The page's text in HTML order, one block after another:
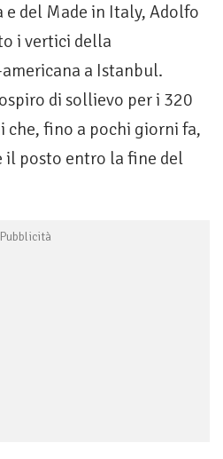
del Made in Italy, Adolfo
i vertici della
a Istanbul.
di sollievo per i 320
fino a pochi giorni fa,
il posto entro la fine del